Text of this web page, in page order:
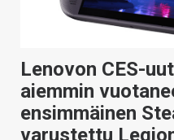
Lenovon CES-
aiemmin
ensimmäinen
varustettu